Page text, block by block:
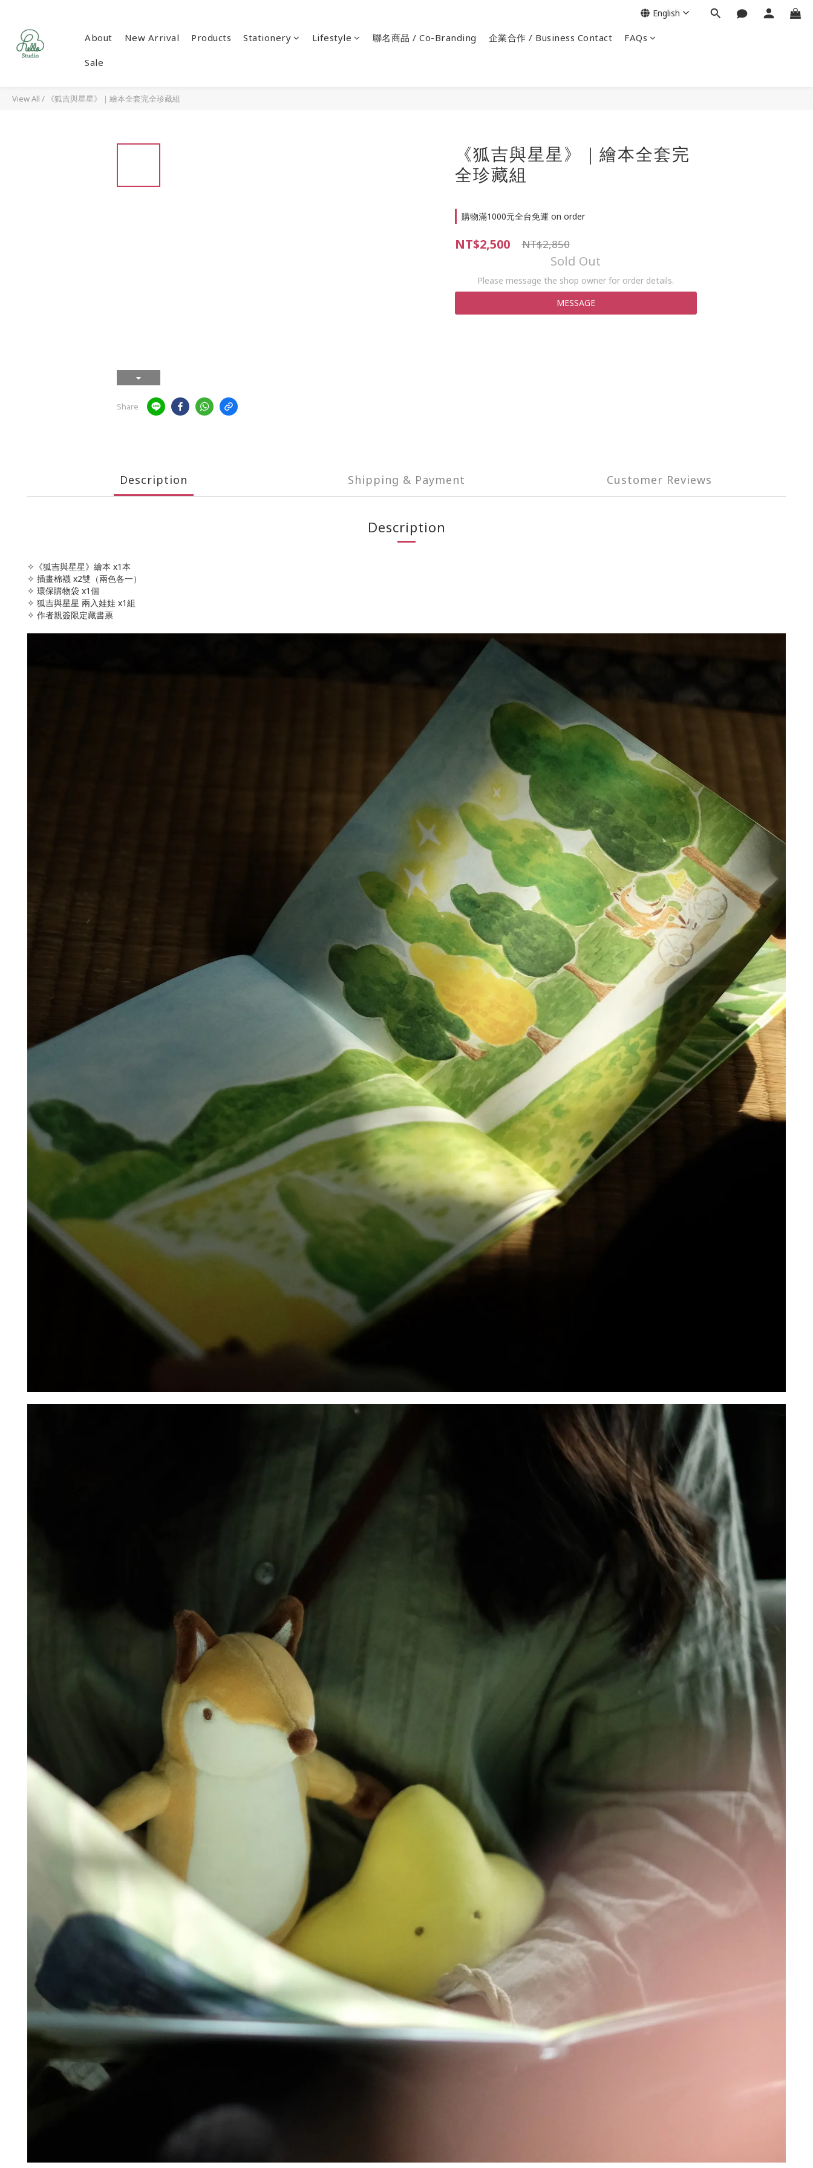
About New Arrival Products Stationery Lifestyle 聯名商品 / Co-Branding 企業合作 / Business Contact FAQs
Sale
English
View All / 《狐吉與星星》｜繪本全套完全珍藏組
Share
《狐吉與星星》｜繪本全套完
全珍藏組
購物滿1000元全台免運 on order
NT$2,500 NT$2,850
Sold Out
Please message the shop owner for order details.
MESSAGE
Description Shipping & Payment Customer Reviews
Description
✧《狐吉與星星》繪本 x1本
✧ 插畫棉襪 x2雙（兩色各一）
✧ 環保購物袋 x1個
✧ 狐吉與星星 兩入娃娃 x1組
✧ 作者親簽限定藏書票